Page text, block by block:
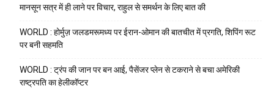
मानसून सत्र में ही लाने पर विचार, राहुल से समर्थन के लिए बात की
WORLD : होर्मुज़ जलडमरूमध्य पर ईरान-ओमान की बातचीत में प्रगति, शिपिंग रूट
पर बनी सहमति
WORLD : ट्रंप की जान पर बन आई, पैसेंजर प्लेन से टकराने से बचा अमेरिकी
राष्ट्रपति का हेलीकॉप्टर